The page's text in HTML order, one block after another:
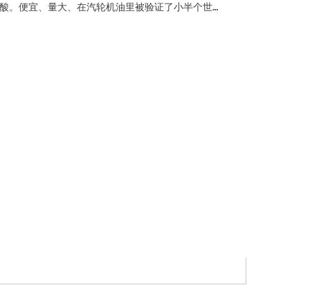
酸。便宜、量大、在汽轮机油里被验证了小半个世